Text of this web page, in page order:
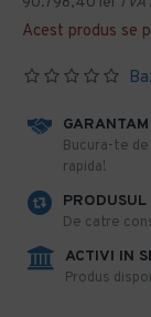
Acest produs se
​Bucura-te
rapida!
De catre
ACTIVI IN
Produs